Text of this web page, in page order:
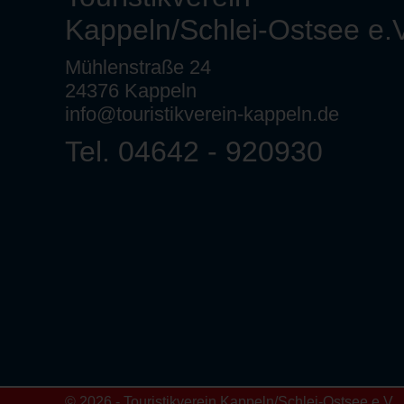
Kappeln/Schlei-Ostsee
Mühlenstraße 24
24376 Kappeln
info@touristikverein-kappeln.de
Tel. 04642 - 920930